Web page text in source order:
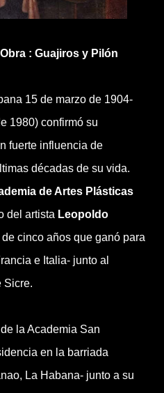
y Pilón
15 de marzo de 1904-
1980) confirmó su
fuerte influencia de
décadas de su vida.
de Artes Plásticas
del artista Leopoldo
cinco años que ganó para
e Italia- junto al
Sicre.
la Academia San
en la barriada
La Habana- junto a su